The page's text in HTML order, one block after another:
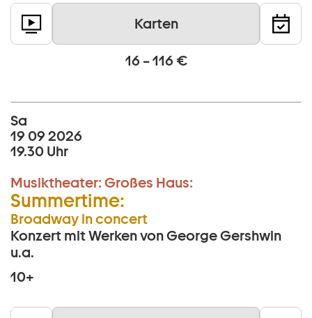
Karten
16 – 116 €
Sa
19 09 2026
19.30 Uhr
Musiktheater: Großes Haus:
Summertime:
Broadway in concert
Konzert mit Werken von George Gershwin
u.a.
10+